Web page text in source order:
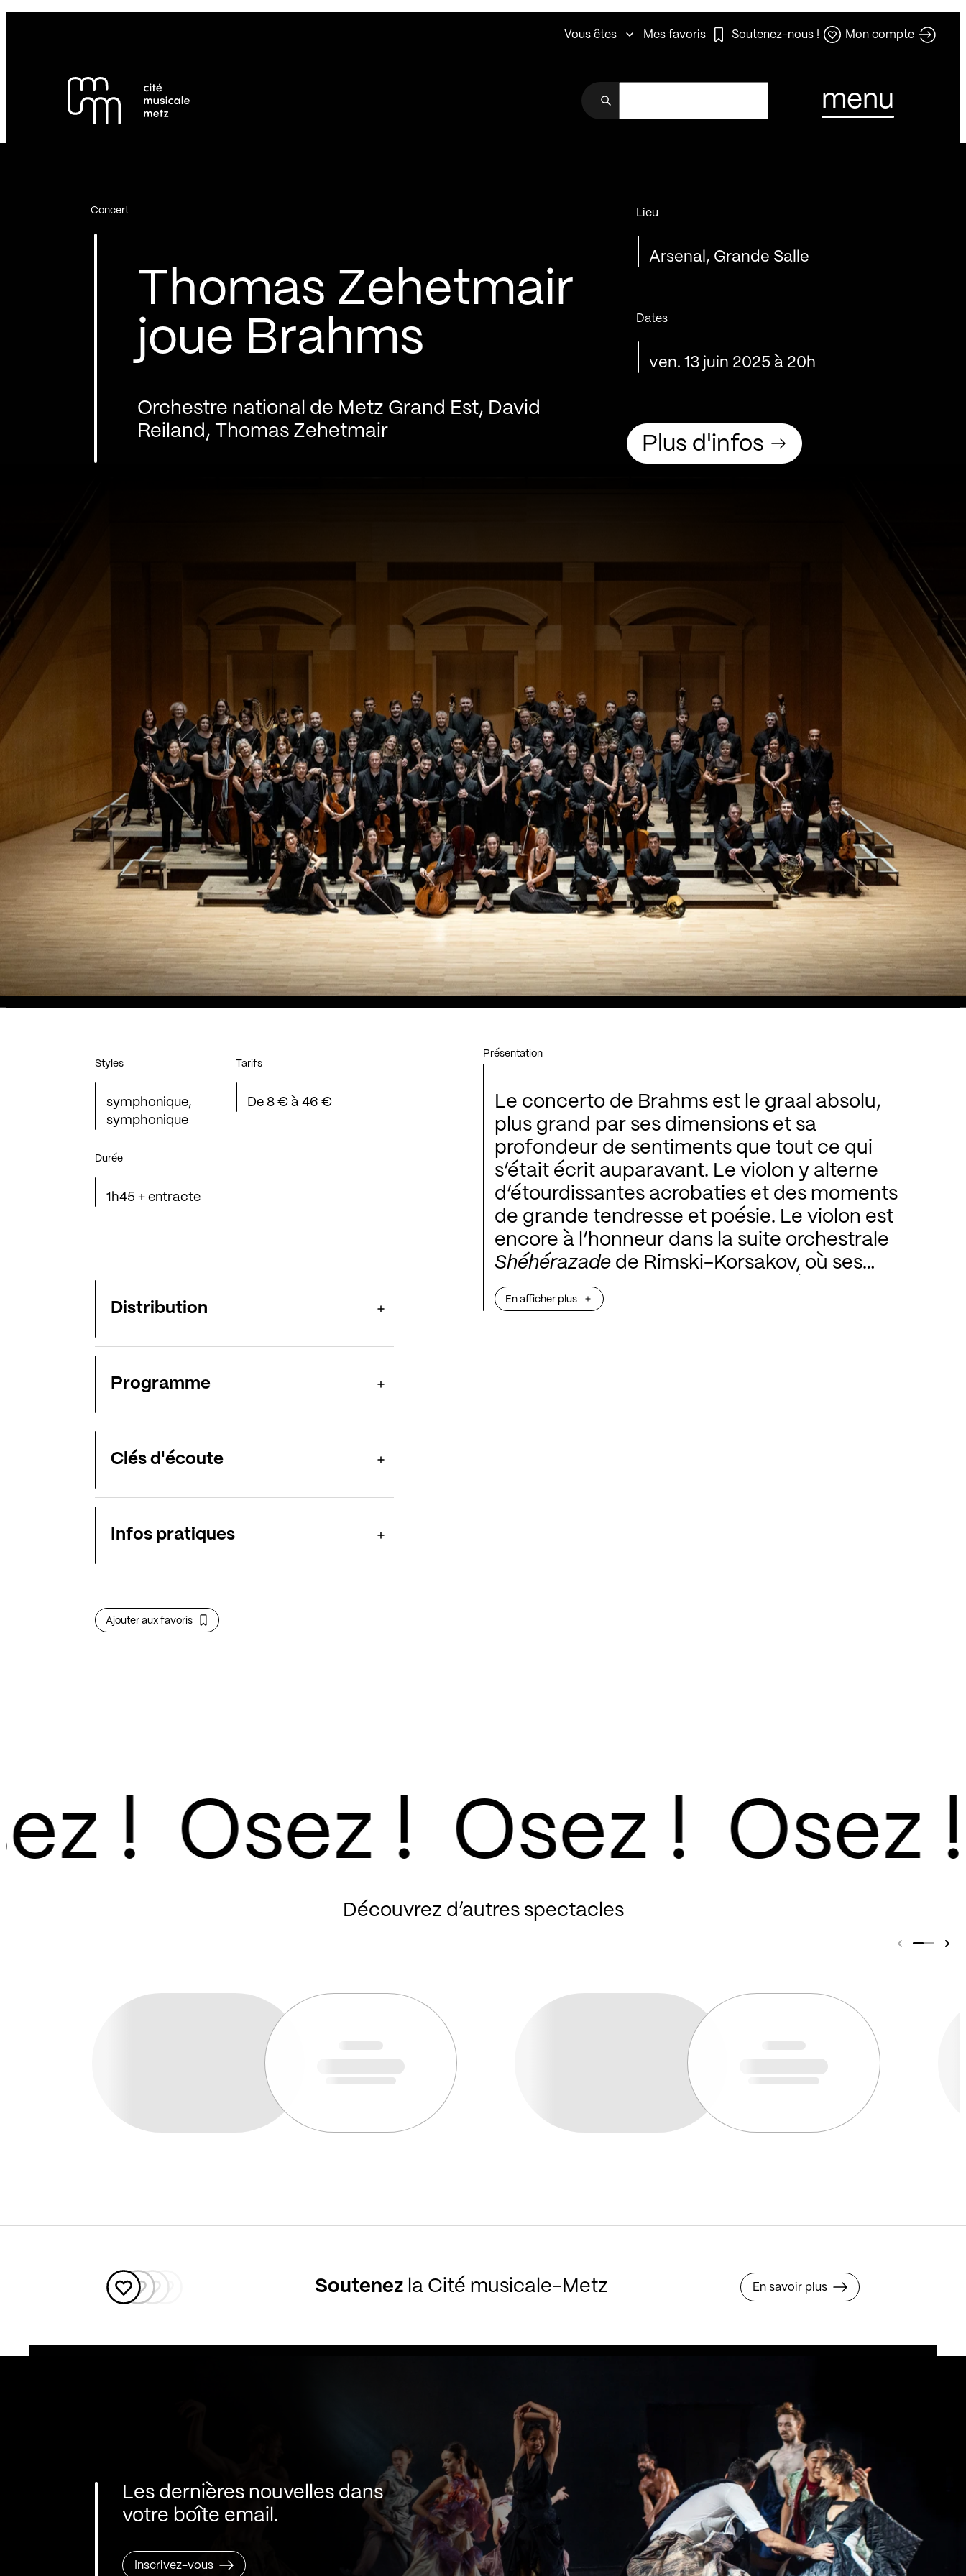
Pied de page
Vous êtes Mes favoris Soutenez-nous ! Mon compte
menu
Thomas Zehetmair
joue Brahms
Orchestre national de Metz Grand Est, David
Reiland, Thomas Zehetmair
Concert Lieu
Arsenal, Grande Salle
Dates
ven. 13 juin 2025 à 20h
Plus d'infos
Styles
symphonique,
symphonique
Tarifs
De 8 € à 46 €
Durée
1h45 + entracte
Présentation
Le concerto de Brahms est le graal absolu,
plus grand par ses dimensions et sa
profondeur de sentiments que tout ce qui
s’était écrit auparavant. Le violon y alterne
d’étourdissantes acrobaties et des moments
de grande tendresse et poésie. Le violon est
encore à l’honneur dans la suite orchestrale
Shéhérazade de Rimski-Korsakov, où ses
volutes sensuelles traduisent la séduction
irrésistible de l’héroïne des
En afficher plus
Distribution
Programme
Clés d'écoute
Infos pratiques
Ajouter aux favoris
!
Découvrez d’autres spectacles
Soutenezla Cité musicale-Metz En savoir plus
Les dernières nouvelles dans
votre boîte email.
Inscrivez-vous